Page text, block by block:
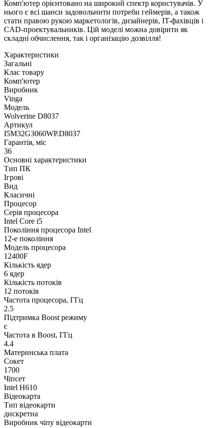
Комп'ютер орієнтовано на широкий спектр користувачів. У
нього є всі шанси задовольнити потреби геймерів, а також
стати правою рукою маркетологів, дизайнерів, IT-фахівців і
CAD-проектувальників. Цій моделі можна довірити як
складні обчислення, так і організацію дозвілля!
Характеристики
Загальні
Клас товару
Комп'ютер
Виробник
Vinga
Модель
Wolverine D8037
Артикул
I5M32G3060WP.D8037
Гарантія, міс
36
Основні характеристики
Тип ПК
Ігрові
Вид
Класичні
Процесор
Серія процесора
Intel Core i5
Покоління процесора Intel
12-е покоління
Модель процесора
12400F
Кількість ядер
6 ядер
Кількість потоків
12 потоків
Частота процесора, ГГц
2.5
Підтримка Boost режиму
є
Частота в Boost, ГГц
4.4
Материнська плата
Сокет
1700
Чіпсет
Intel H610
Відеокарта
Тип відеокарти
дискретна
Виробник чіпу відеокарти